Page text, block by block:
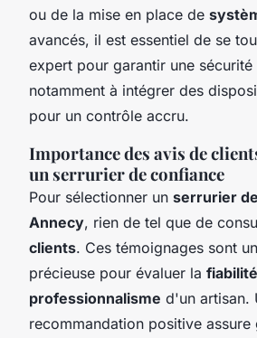
ou de la mise en place de
avancés, il est essentiel de se
expert pour garantir une sécurité
notamment à intégrer des
pour un contrôle accru.
Importance des avis de
un serrurier de confiance
Pour sélectionner un serrurier
Annecy, rien de tel que de
clients. Ces témoignages sont
précieuse pour évaluer la fiabilité
professionnalisme d'un artisan.
recommandation positive assure